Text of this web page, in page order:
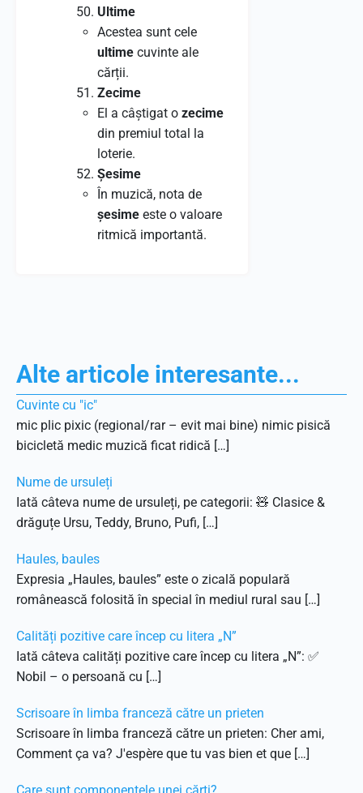
Ultime
Acestea sunt cele
ultime cuvinte ale
cărții.
Zecime
El a câștigat o zecime
din premiul total la
loterie.
Șesime
În muzică, nota de
șesime este o valoare
ritmică importantă.
Alte articole interesante...
Cuvinte cu "ic"
mic plic pixic (regional/rar – evit mai bine) nimic pisică
bicicletă medic muzică ficat ridică […]
Nume de ursuleți
Iată câteva nume de ursuleți, pe categorii: 🧸 Clasice &
drăguțe Ursu, Teddy, Bruno, Pufi, […]
Haules, baules
Expresia „Haules, baules” este o zicală populară
românească folosită în special în mediul rural sau […]
Calități pozitive care încep cu litera „N”
Iată câteva calități pozitive care încep cu litera „N”: ✅
Nobil – o persoană cu […]
Scrisoare în limba franceză către un prieten
Scrisoare în limba franceză către un prieten: Cher ami,
Comment ça va? J'espère que tu vas bien et que […]